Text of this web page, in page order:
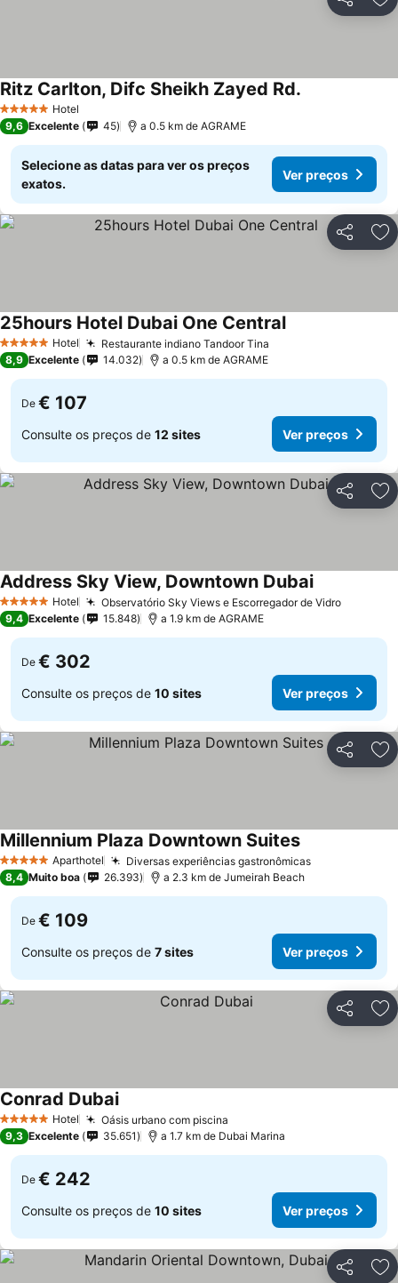
Partilhar
5 Estrelas Hotel
Ritz Carlton, Difc Sheikh Zayed Rd.
9,6 Excelente 45 a 0.5 km de AGRAME
Selecione as datas para ver os preços
exatos.
Ver preços
Partilhar
5 Estrelas Hotel Restaurante indiano Tandoor Tina
25hours Hotel Dubai One CentralVer preços
8,9 Excelente 14.032 a 0.5 km de AGRAME
De € 107
Consulte os preços de 12 sites Ver preços
Partilhar
5 Estrelas Hotel Observatório Sky Views e Escorregador de VidroVer
Address Sky View, Downtown DubaiVer preços
9,4 Excelente 15.848 a 1.9 km de AGRAME
De € 302
Consulte os preços de 10 sites Ver preços
Partilhar
5 Estrelas Aparthotel Diversas experiências gastronômicasVer preços
Millennium Plaza Downtown SuitesVer preços
8,4 Muito boa 26.393 a 2.3 km de Jumeirah Beach
De € 109
Consulte os preços de 7 sites Ver preços
Partilhar
5 Estrelas Hotel Oásis urbano com piscina
Conrad DubaiVer preços
9,3 Excelente 35.651 a 1.7 km de Dubai Marina
De € 242
Consulte os preços de 10 sites Ver preços
Partilhar